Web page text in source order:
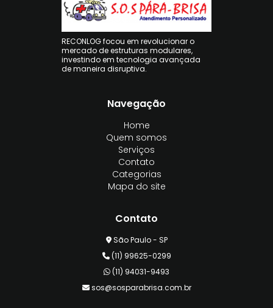
RECONLOG focou em revolucionar o
mercado de estruturas modulares,
investindo em tecnologia avançada
de maneira disruptiva.
Navegação
Home
Quem somos
Serviços
Contato
Categorias
Mapa do site
Contato
São Paulo - SP
(11) 99625-0299
(11) 94031-9493
sos@sosparabrisa.com.br